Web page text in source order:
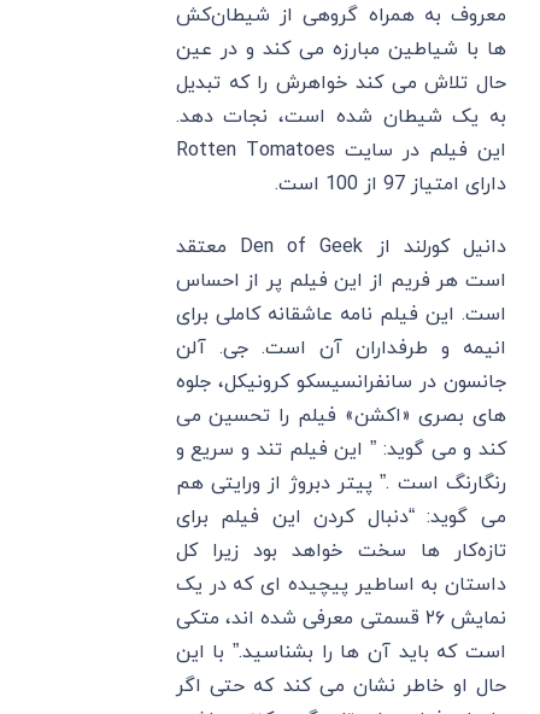
معروف به همراه گروهی از شیطان‌کش
‌ها با شیاطین مبارزه می‌ کند و در عین
حال تلاش می‌ کند خواهرش را که تبدیل
به یک شیطان شده است، نجات دهد.
این فیلم در سایت Rotten Tomatoes
دارای امتیاز 97 از 100 است.
دانیل کورلند از Den of Geek معتقد
است هر فریم از این فیلم پر از احساس
است. این فیلم نامه عاشقانه کاملی برای
انیمه و طرفداران آن است. جی. آلن
جانسون در سانفرانسیسکو کرونیکل، جلوه
‌های بصری «اکشن» فیلم را تحسین می‌
کند و می‌ گوید: ” این فیلم تند و سریع و
رنگارنگ است .” پیتر دبروژ از ورایتی هم
می گوید: “دنبال کردن این فیلم برای
تازه‌کار ها سخت خواهد بود زیرا کل
داستان به اساطیر پیچیده ‌ای که در یک
نمایش ۲۶ قسمتی معرفی شده اند، متکی
است که باید آن ها را بشناسید.” با این
حال او خاطر نشان می کند که حتی اگر